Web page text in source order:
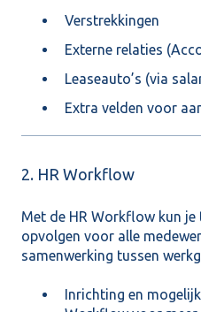
Verstrekkingen
Externe relaties
Leaseauto’s (via
Extra velden voor
2. HR Workflow
Met de HR Workflow kun
opvolgen voor alle
samenwerking tussen
Inrichting en